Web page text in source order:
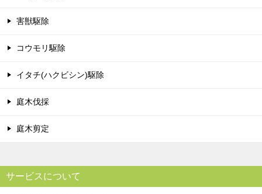
害獣駆除
コウモリ駆除
イタチ(ハクビシン)駆除
庭木伐採
庭木剪定
サービスについて